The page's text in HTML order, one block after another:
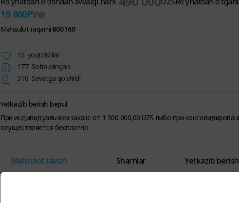
19 800PV
Mahsulot raqami 800160
15 yoqtirishlar
177 Sotib olingan
310 Savatga qo'shildi
Yetkazib berish bepul
При индивидуальном заказе от 1 500 000,00 UZS либо при
осуществляется бесплатно.
Mahsulot tavsifi Sharhlar Yetkazib